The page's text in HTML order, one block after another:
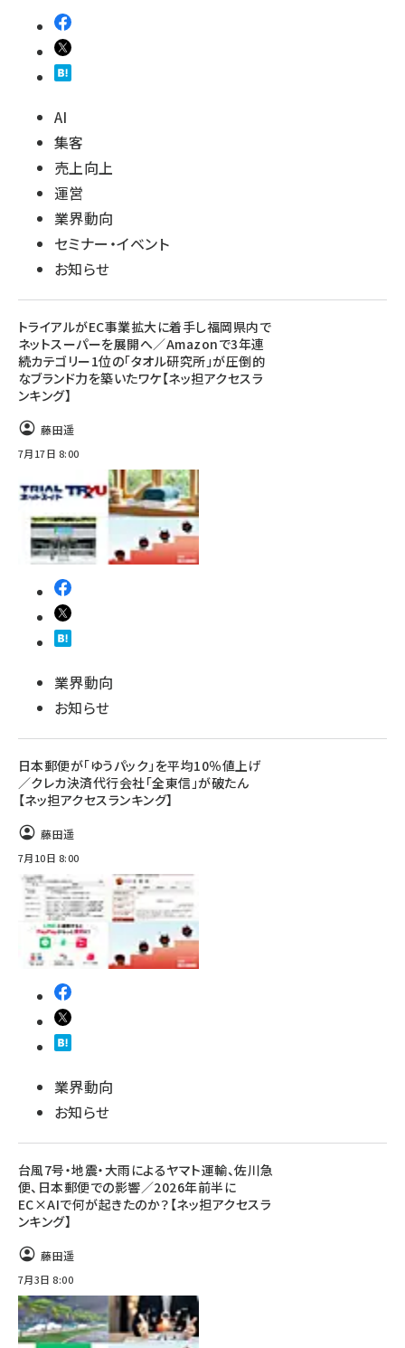
AI
集客
売上向上
運営
業界動向
セミナー・イベント
お知らせ
トライアルがEC事業拡大に着手し福岡県内で
ネットスーパーを展開へ／Amazonで3年連
続カテゴリー1位の「タオル研究所」が圧倒的
なブランド力を築いたワケ【ネッ担アクセスラ
ンキング】
藤田遥
7月17日 8:00
業界動向
お知らせ
日本郵便が「ゆうパック」を平均10％値上げ
／クレカ決済代行会社「全東信」が破たん
【ネッ担アクセスランキング】
藤田遥
7月10日 8:00
業界動向
お知らせ
台風7号・地震・大雨によるヤマト運輸、佐川急
便、日本郵便での影響／2026年前半に
EC×AIで何が起きたのか？【ネッ担アクセスラ
ンキング】
藤田遥
7月3日 8:00